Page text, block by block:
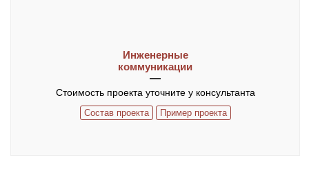
Инженерные
коммуникации
Стоимость проекта уточните у консультанта
Состав проекта Пример проекта